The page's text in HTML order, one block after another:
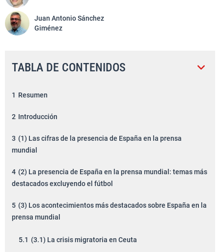
Juan Antonio Sánchez
Giménez
TABLA DE CONTENIDOS
1 Resumen
2 Introducción
3 (1) Las cifras de la presencia de España en la prensa
mundial
4 (2) La presencia de España en la prensa mundial: temas más
destacados excluyendo el fútbol
5 (3) Los acontecimientos más destacados sobre España en la
prensa mundial
5.1 (3.1) La crisis migratoria en Ceuta